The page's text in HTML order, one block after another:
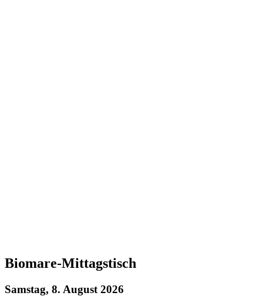
Biomare-Mittagstisch
Samstag, 8. August 2026